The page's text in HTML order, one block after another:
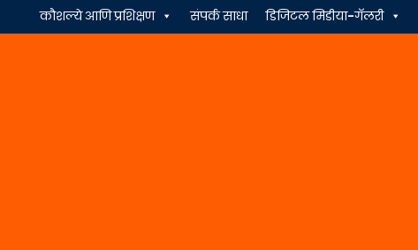
कौशल्ये आणि प्रशिक्षण
संपर्क साधा डिजिटल मिडीया-गॅलरी